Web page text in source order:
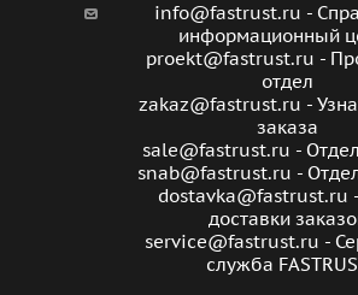
info@fastrust.ru -
информационный
proekt@fastrust.ru -
отдел
zakaz@fastrust.ru -
заказа
sale@fastrust.ru -
snab@fastrust.ru -
dostavka@fastrust.ru
доставки
service@fastrust.ru -
служба